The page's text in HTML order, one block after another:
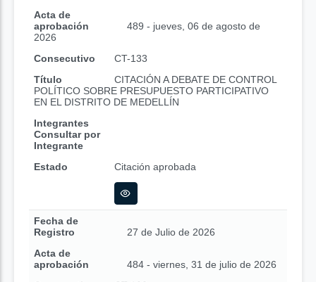
Acta de
aprobación
489 - jueves, 06 de agosto de
2026
Consecutivo
CT-133
Título
CITACIÓN A DEBATE DE CONTROL
POLÍTICO SOBRE PRESUPUESTO PARTICIPATIVO
EN EL DISTRITO DE MEDELLÍN
Integrantes
Consultar por
Integrante
Estado
Citación aprobada
Fecha de
Registro
27 de Julio de 2026
Acta de
aprobación
484 - viernes, 31 de julio de 2026